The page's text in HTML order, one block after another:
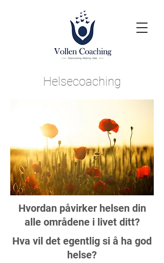
Helsecoaching
Hvordan påvirker helsen din
alle områdene i livet ditt?
Hva vil det egentlig si å ha god
helse?